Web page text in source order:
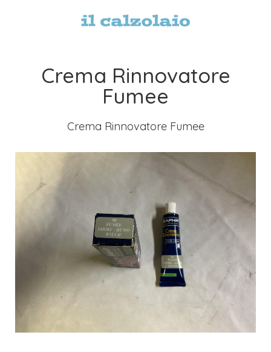
Crema Rinnovatore
Fumee
Crema Rinnovatore Fumee